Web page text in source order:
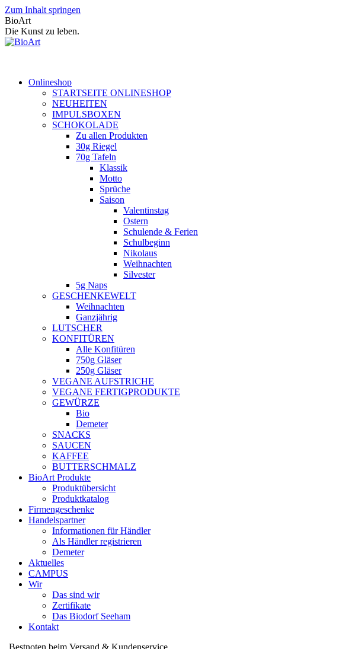
Zum Inhalt springen
BioArt
Die Kunst zu leben.
Onlineshop
STARTSEITE ONLINESHOP
NEUHEITEN
IMPULSBOXEN
SCHOKOLADE
Zu allen Produkten
30g Riegel
70g Tafeln
Klassik
Motto
Sprüche
Saison
Valentinstag
Ostern
Schulende & Ferien
Schulbeginn
Nikolaus
Weihnachten
Silvester
5g Naps
GESCHENKEWELT
Weihnachten
Ganzjährig
LUTSCHER
KONFITÜREN
Alle Konfitüren
750g Gläser
250g Gläser
VEGANE AUFSTRICHE
VEGANE FERTIGPRODUKTE
GEWÜRZE
Bio
Demeter
SNACKS
SAUCEN
KAFFEE
BUTTERSCHMALZ
BioArt Produkte
Produktübersicht
Produktkatalog
Firmengeschenke
Handelspartner
Informationen für Händler
Als Händler registrieren
Demeter
Aktuelles
CAMPUS
Wir
Das sind wir
Zertifikate
Das Biodorf Seeham
Kontakt
Bestnoten beim Versand & Kundenservice